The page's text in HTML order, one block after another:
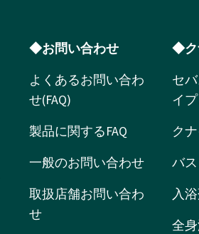
◆お問い合わせ
よくあるお問い合わ
せ(FAQ)
製品に関するFAQ
一般のお問い合わせ
取扱店舗お問い合わ
せ
◆ク
セ
イ
ク
バ
入
全